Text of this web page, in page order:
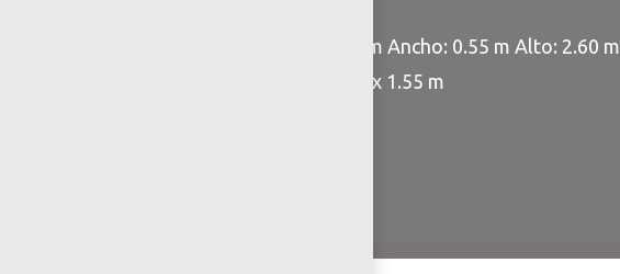
Dimensiones: Largo: 1.20 m Ancho: 0.55 m Alto: 2.60 m
Área de seguridad: 2.20 m x 1.55 m